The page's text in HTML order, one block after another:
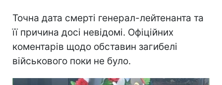
Точна дата смерті генерал-лейтенанта та
її причина досі невідомі. Офіційних
коментарів щодо обставин загибелі
військового поки не було.